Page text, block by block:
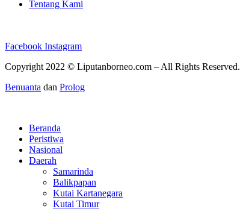
Tentang Kami
Facebook Instagram
Copyright 2022 © Liputanborneo.com – All Rights
Benuanta dan Prolog
Beranda
Peristiwa
Nasional
Daerah
Samarinda
Balikpapan
Kutai Kartanegara
Kutai Timur